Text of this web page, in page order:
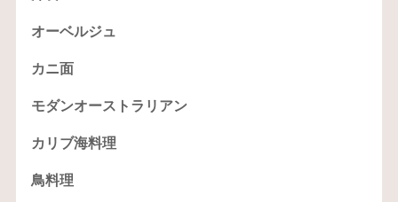
オーベルジュ
カニ面
モダンオーストラリアン
カリブ海料理
鳥料理